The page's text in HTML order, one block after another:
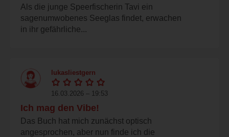
Als die junge Speerfischerin Tavi ein
sagenumwobenes Seeglas findet, erwachen
in ihr gefährliche...
lukasliestgern
16.03.2026 – 19:53
Ich mag den Vibe!
Das Buch hat mich zunächst optisch
angesprochen, aber nun finde ich die